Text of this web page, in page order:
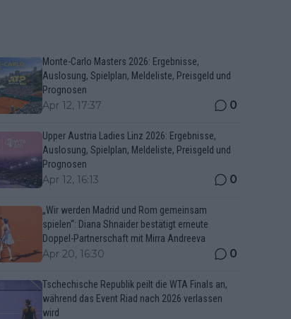
Monte-Carlo Masters 2026: Ergebnisse,
Auslosung, Spielplan, Meldeliste, Preisgeld und
Prognosen
Apr 12, 17:37 0
Upper Austria Ladies Linz 2026: Ergebnisse,
Auslosung, Spielplan, Meldeliste, Preisgeld und
Prognosen
Apr 12, 16:13 0
„Wir werden Madrid und Rom gemeinsam
spielen“: Diana Shnaider bestätigt erneute
Doppel-Partnerschaft mit Mirra Andreeva
Apr 20, 16:30 0
Tschechische Republik peilt die WTA Finals an,
während das Event Riad nach 2026 verlassen
wird